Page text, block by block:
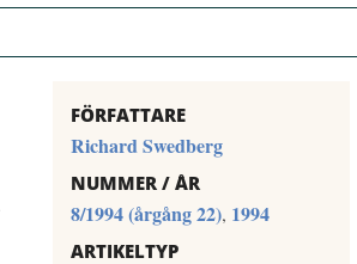
FÖRFATTARE
Richard Swedberg
NUMMER / ÅR
8/1994 (årgång 22), 1994
ARTIKELTYP